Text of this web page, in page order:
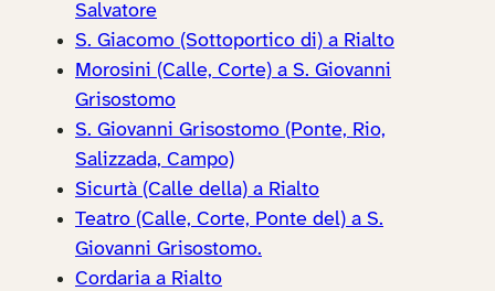
Salvatore
S. Giacomo (Sottoportico di) a Rialto
Morosini (Calle, Corte) a S. Giovanni
Grisostomo
S. Giovanni Grisostomo (Ponte, Rio,
Salizzada, Campo)
Sicurtà (Calle della) a Rialto
Teatro (Calle, Corte, Ponte del) a S.
Giovanni Grisostomo.
Cordaria a Rialto